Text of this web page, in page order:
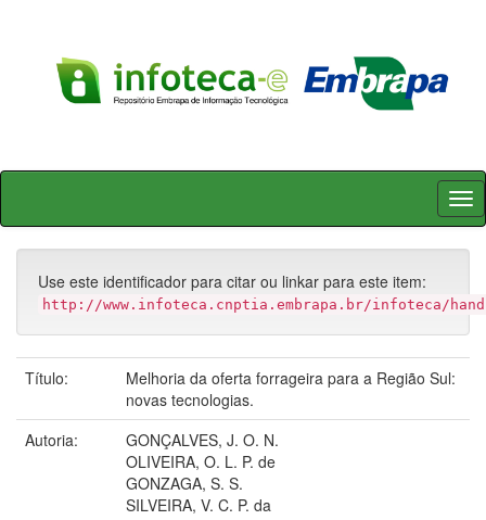
Skip
Use este identificador para citar ou linkar para este item:
http://www.infoteca.cnptia.embrapa.br/infoteca/
Título:
Melhoria da oferta forrageira para a Região Sul:
novas tecnologias.
Autoria:
GONÇALVES, J. O. N.
OLIVEIRA, O. L. P. de
GONZAGA, S. S.
SILVEIRA, V. C. P. da